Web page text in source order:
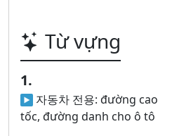
Từ vựng
1.
자동차 전용: đường cao
tốc, đường danh cho ô tô